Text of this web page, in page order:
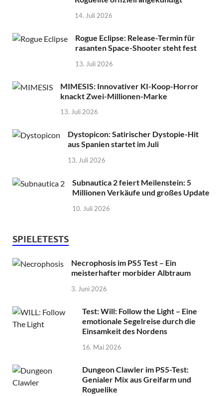
14. Juli 2026
Rogue Eclipse: Release-Termin für
rasanten Space-Shooter steht fest
13. Juli 2026
MIMESIS: Innovativer KI-Koop-Horror
knackt Zwei-Millionen-Marke
13. Juli 2026
Dystopicon: Satirischer Dystopie-Hit
aus Spanien startet im Juli
13. Juli 2026
Subnautica 2 feiert Meilenstein: 5
Millionen Verkäufe und großes Update
10. Juli 2026
SPIELETESTS
Necrophosis im PS5 Test – Ein
meisterhafter morbider Albtraum
3. Juni 2026
Test: Will: Follow the Light – Eine
emotionale Segelreise durch die
Einsamkeit des Nordens
16. Mai 2026
Dungeon Clawler im PS5-Test:
Genialer Mix aus Greifarm und
Roguelike